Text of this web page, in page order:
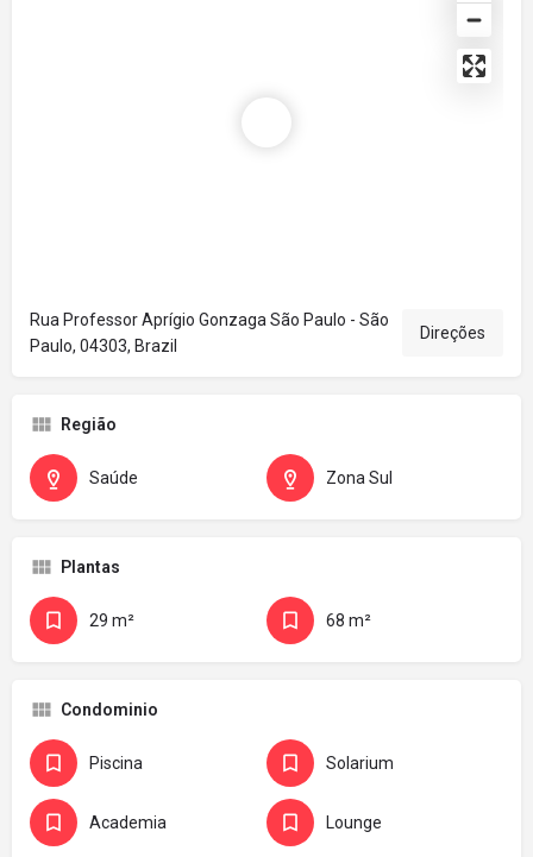
Rua Professor Aprígio Gonzaga São Paulo - São
Paulo, 04303, Brazil
Direções
Região
Saúde Zona Sul
Plantas
29 m² 68 m²
Condominio
Piscina Solarium
Academia Lounge